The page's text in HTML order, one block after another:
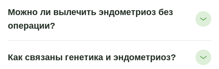
Можно ли вылечить эндометриоз без
операции?
Как связаны генетика и эндометриоз?